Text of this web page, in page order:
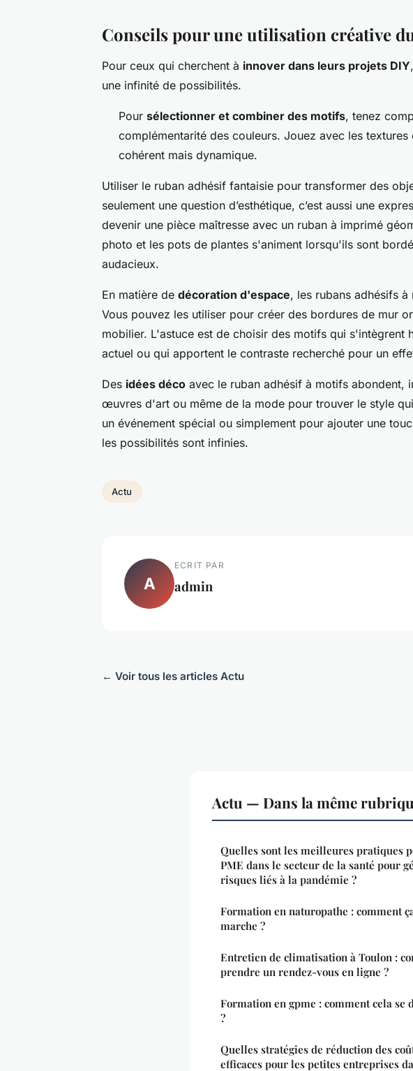
Conseils pour une utilisation créative
Pour ceux qui cherchent à innover dans leurs projets DIY
une infinité de possibilités.
Pour sélectionner et combiner des motifs, tenez
complémentarité des couleurs. Jouez avec les
cohérent mais dynamique.
Utiliser le ruban adhésif fantaisie pour transformer des
seulement une question d’esthétique, c’est aussi une
devenir une pièce maîtresse avec un ruban à imprimé
photo et les pots de plantes s'animent lorsqu'ils sont
audacieux.
En matière de décoration d'espace, les rubans adhésifs
Vous pouvez les utiliser pour créer des bordures de mur
mobilier. L'astuce est de choisir des motifs qui s'intègrent
actuel ou qui apportent le contraste recherché pour un
Des idées déco avec le ruban adhésif à motifs abondent,
œuvres d'art ou même de la mode pour trouver le style
un événement spécial ou simplement pour ajouter une
les possibilités sont infinies.
Actu
A
ECRIT PAR
admin
← Voir tous les articles Actu
Actu — Dans la même
Quelles sont les meilleures pratiques
PME dans le secteur de la santé pour
risques liés à la pandémie ?
Formation en naturopathe : comment
marche ?
Entretien de climatisation à Toulon :
prendre un rendez-vous en ligne ?
Formation en gpme : comment cela se
?
Quelles stratégies de réduction des
efficaces pour les petites entreprises